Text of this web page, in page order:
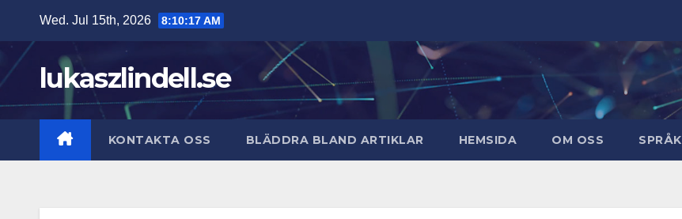
content
Wed. Jul 15th, 2026 8:10:18 AM
lukaszlindell.se
KONTAKTA OSS BLÄDDRA BLAND ARTIKLAR HEMSIDA OM OSS SPRÅK